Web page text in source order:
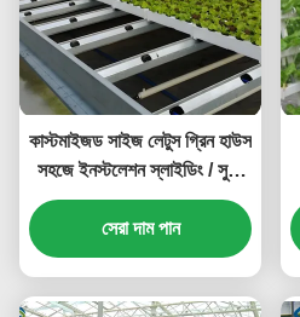
কাস্টমাইজড সাইজ লেটুস গ্রিন হাউস
সহজে ইনস্টলেশন স্লাইডিং / সুইং
দরজা সঙ্গে
সেরা দাম পান